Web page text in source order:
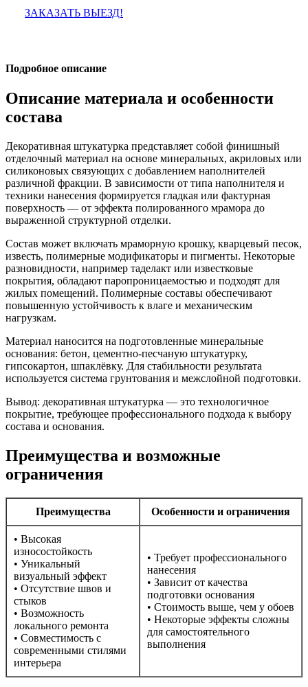
ЗАКАЗАТЬ ВЫЕЗД!
Подробное описание
Описание материала и особенности
состава
Декоративная штукатурка представляет собой финишный
отделочный материал на основе минеральных, акриловых или
силиконовых связующих с добавлением наполнителей
различной фракции. В зависимости от типа наполнителя и
техники нанесения формируется гладкая или фактурная
поверхность — от эффекта полированного мрамора до
выраженной структурной отделки.
Состав может включать мраморную крошку, кварцевый песок,
известь, полимерные модификаторы и пигменты. Некоторые
разновидности, например таделакт или известковые
покрытия, обладают паропроницаемостью и подходят для
жилых помещений. Полимерные составы обеспечивают
повышенную устойчивость к влаге и механическим
нагрузкам.
Материал наносится на подготовленные минеральные
основания: бетон, цементно-песчаную штукатурку,
гипсокартон, шпаклёвку. Для стабильности результата
используется система грунтования и межслойной подготовки.
Вывод: декоративная штукатурка — это технологичное
покрытие, требующее профессионального подхода к выбору
состава и основания.
Преимущества и возможные
ограничения
Преимущества Особенности и ограничения
• Высокая
износостойкость
• Уникальный
визуальный эффект
• Отсутствие швов и
стыков
• Возможность
локального ремонта
• Совместимость с
современными стилями
интерьера
• Требует профессионального
нанесения
• Зависит от качества
подготовки основания
• Стоимость выше, чем у обоев
• Некоторые эффекты сложны
для самостоятельного
выполнения